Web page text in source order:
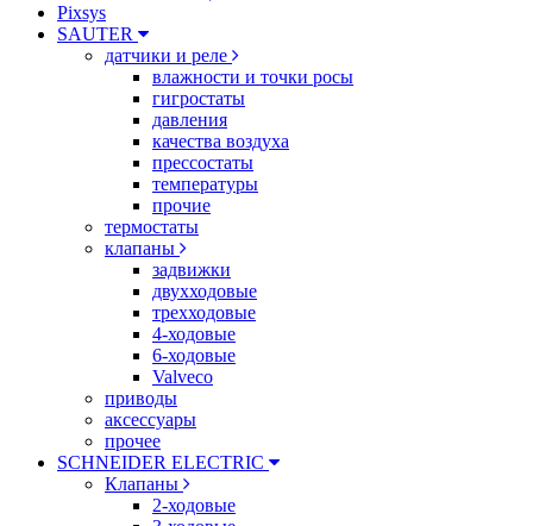
Pixsys
SAUTER
датчики и реле
влажности и точки росы
гигростаты
давления
качества воздуха
прессостаты
температуры
прочие
термостаты
клапаны
задвижки
двухходовые
трехходовые
4-ходовые
6-ходовые
Valveco
приводы
аксессуары
прочее
SCHNEIDER ELECTRIC
Клапаны
2-ходовые